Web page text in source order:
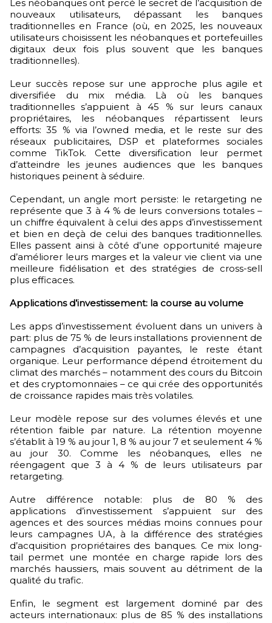
Les néobanques ont percé le secret de l’acquisition de
nouveaux utilisateurs, dépassant les banques
traditionnelles en France (où, en 2025, les nouveaux
utilisateurs choisissent les néobanques et portefeuilles
digitaux deux fois plus souvent que les banques
traditionnelles).
Leur succès repose sur une approche plus agile et
diversifiée du mix média. Là où les banques
traditionnelles s’appuient à 45 % sur leurs canaux
propriétaires, les néobanques répartissent leurs
efforts: 35 % via l’owned media, et le reste sur des
réseaux publicitaires, DSP et plateformes sociales
comme TikTok. Cette diversification leur permet
d’atteindre les jeunes audiences que les banques
historiques peinent à séduire.
Cependant, un angle mort persiste: le retargeting ne
représente que 3 à 4 % de leurs conversions totales –
un chiffre équivalent à celui des apps d’investissement
et bien en deçà de celui des banques traditionnelles.
Elles passent ainsi à côté d’une opportunité majeure
d’améliorer leurs marges et la valeur vie client via une
meilleure fidélisation et des stratégies de cross-sell
plus efficaces.
Applications d’investissement: la course au volume
Les apps d’investissement évoluent dans un univers à
part: plus de 75 % de leurs installations proviennent de
campagnes d’acquisition payantes, le reste étant
organique. Leur performance dépend étroitement du
climat des marchés – notamment des cours du Bitcoin
et des cryptomonnaies – ce qui crée des opportunités
de croissance rapides mais très volatiles.
Leur modèle repose sur des volumes élevés et une
rétention faible par nature. La rétention moyenne
s’établit à 19 % au jour 1, 8 % au jour 7 et seulement 4 %
au jour 30. Comme les néobanques, elles ne
réengagent que 3 à 4 % de leurs utilisateurs par
retargeting.
Autre différence notable: plus de 80 % des
applications d’investissement s’appuient sur des
agences et des sources médias moins connues pour
leurs campagnes UA, à la différence des stratégies
d’acquisition propriétaires des banques. Ce mix long-
tail permet une montée en charge rapide lors des
marchés haussiers, mais souvent au détriment de la
qualité du trafic.
Enfin, le segment est largement dominé par des
acteurs internationaux: plus de 85 % des installations